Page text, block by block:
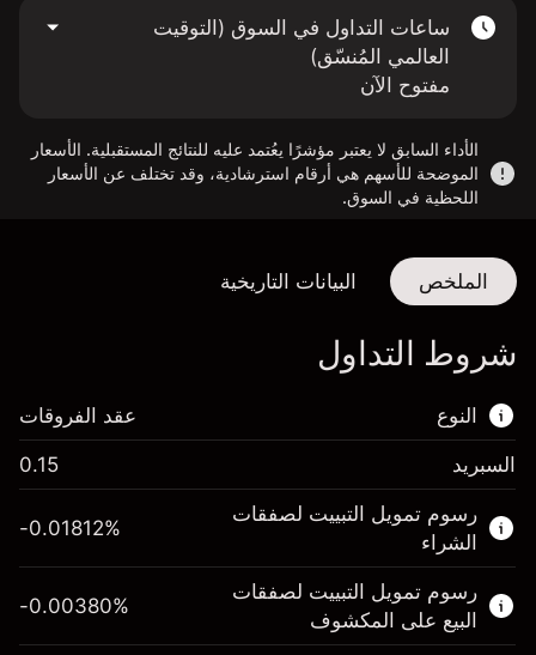
ساعات التداول في السوق (التوقيت
العالمي المُنسّق)
مفتوح الآن
الأداء السابق لا يعتبر مؤشرًا يعُتمد عليه للنتائج المستقبلية. الأسعار
الموضحة للأسهم هي أرقام استرشادية، وقد تختلف عن الأسعار
اللحظية في السوق.
الملخص البيانات التاريخية
شروط التداول
النوع
هذا السوق المالي متاح للتداول من خلال عقود
الفروقات.
اعرف المزيد عن:
عقود الفروقات
عقد الفروقات
السبريد 0.15
رسوم تمويل التبييت لصفقات
الشراء
-0.01812%
رسوم تمويل التبييت لصفقات
البيع على المكشوف
-0.00380%